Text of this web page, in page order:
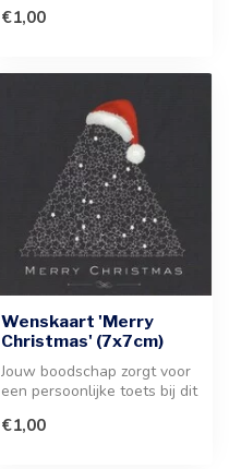
...
€1,00
Wenskaart 'Merry
Christmas' (7x7cm)
Jouw boodschap zorgt voor
een persoonlijke toets bij dit
€1,00